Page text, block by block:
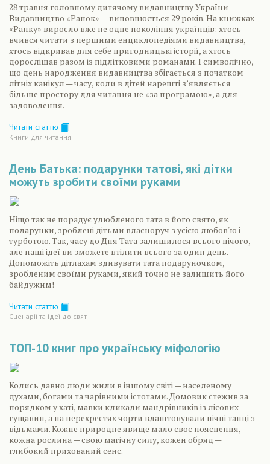
28 травня головному дитячому видавництву України —
Видавництво «Ранок» — виповнюється 29 років. На книжках
«Ранку» виросло вже не одне покоління українців: хтось
вчився читати з першими енциклопедіями видавництва,
хтось відкривав для себе пригодницькі історії, а хтось
дорослішав разом із підлітковими романами. І символічно,
що день народження видавництва збігається з початком
літніх канікул — часу, коли в дітей нарешті з’являється
більше простору для читання не «за програмою», а для
задоволення.
Читати статтю
Книги для читання
День Батька: подарунки татові, які дітки
можуть зробити своїми руками
Ніщо так не порадує улюбленого тата в його свято, як
подарунки, зроблені дітьми власноруч з усією любов'ю і
турботою. Так, часу до Дня Тата залишилося всього нічого,
але наші ідеї ви зможете втілити всього за один день.
Допоможіть дітлахам здивувати тата подаруночком,
зробленим своїми руками, який точно не залишить його
байдужим!
Читати статтю
Сценарiї та iдеї до свят
ТОП-10 книг про українську міфологію
Колись давно люди жили в іншому світі — населеному
духами, богами та чарівними істотами. Домовик стежив за
порядком у хаті, мавки кликали мандрівників із лісових
гущавин, а на перехрестях чорти влаштовували нічні танці з
відьмами. Кожне природне явище мало своє пояснення,
кожна рослина — свою магічну силу, кожен обряд —
глибокий прихований сенс.